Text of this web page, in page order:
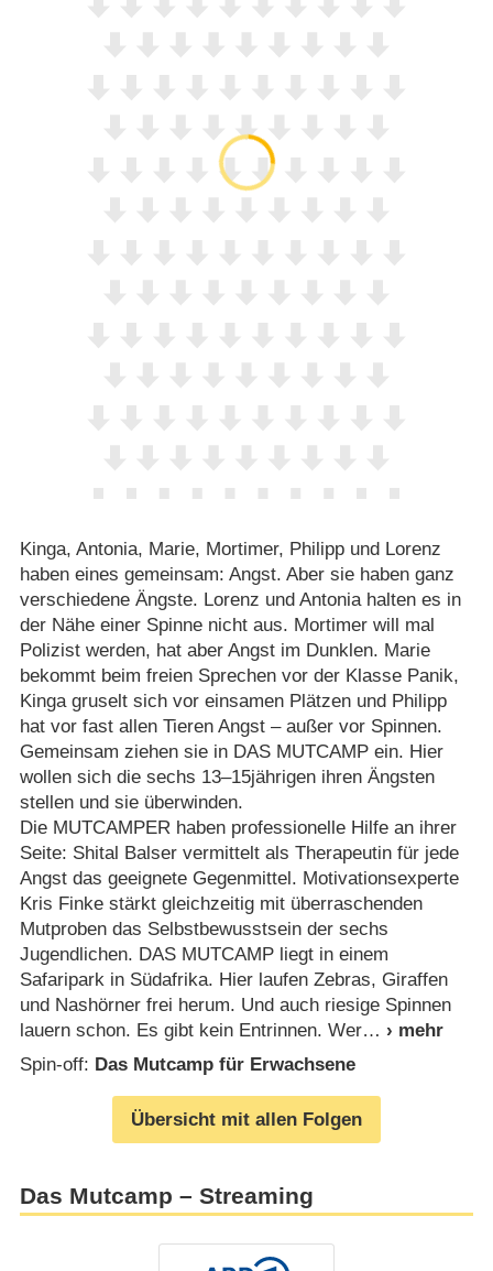
Kinga, Antonia, Marie, Mortimer, Philipp und Lorenz
haben eines gemeinsam: Angst. Aber sie haben ganz
verschiedene Ängste. Lorenz und Antonia halten es in
der Nähe einer Spinne nicht aus. Mortimer will mal
Polizist werden, hat aber Angst im Dunklen. Marie
bekommt beim freien Sprechen vor der Klasse Panik,
Kinga gruselt sich vor einsamen Plätzen und Philipp
hat vor fast allen Tieren Angst – außer vor Spinnen.
Gemeinsam ziehen sie in DAS MUTCAMP ein. Hier
wollen sich die sechs 13⁠–⁠15jährigen ihren Ängsten
stellen und sie überwinden.
Die MUTCAMPER haben professionelle Hilfe an ihrer
Seite: Shital Balser vermittelt als Therapeutin für jede
Angst das geeignete Gegenmittel. Motivationsexperte
Kris Finke stärkt gleichzeitig mit überraschenden
Mutproben das Selbstbewusstsein der sechs
Jugendlichen. DAS MUTCAMP liegt in einem
Safaripark in Südafrika. Hier laufen Zebras, Giraffen
und Nashörner frei herum. Und auch riesige Spinnen
lauern schon. Es gibt kein Entrinnen. Wer
Spin-off: Das Mutcamp für Erwachsene
Übersicht mit allen Folgen
Das Mutcamp – Streaming